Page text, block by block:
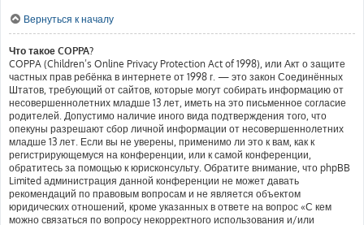
Вернуться к началу
Что такое COPPA?
COPPA (Children’s Online Privacy Protection Act of 1998), или Акт о защите
частных прав ребёнка в интернете от 1998 г. — это закон Соединённых
Штатов, требующий от сайтов, которые могут собирать информацию от
несовершеннолетних младше 13 лет, иметь на это письменное согласие
родителей. Допустимо наличие иного вида подтверждения того, что
опекуны разрешают сбор личной информации от несовершеннолетних
младше 13 лет. Если вы не уверены, применимо ли это к вам, как к
регистрирующемуся на конференции, или к самой конференции,
обратитесь за помощью к юрисконсульту. Обратите внимание, что phpBB
Limited администрация данной конференции не может давать
рекомендаций по правовым вопросам и не является объектом
юридических отношений, кроме указанных в ответе на вопрос «С кем
можно связаться по вопросу некорректного использования и/или